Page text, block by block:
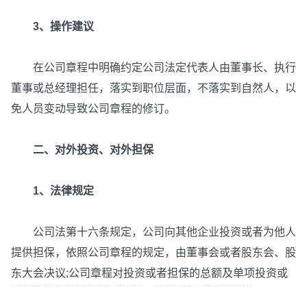
3、操作建议
在公司章程中明确约定公司法定代表人由董事长、执行
董事或总经理担任，落实到职位层面，不落实到自然人，以
免人员变动导致公司章程的修订。
二、对外投资、对外担保
1、法律规定
公司法第十六条规定，公司向其他企业投资或者为他人
提供担保，依照公司章程的规定，由董事会或者股东会、股
东大会决议;公司章程对投资或者担保的总额及单项投资或